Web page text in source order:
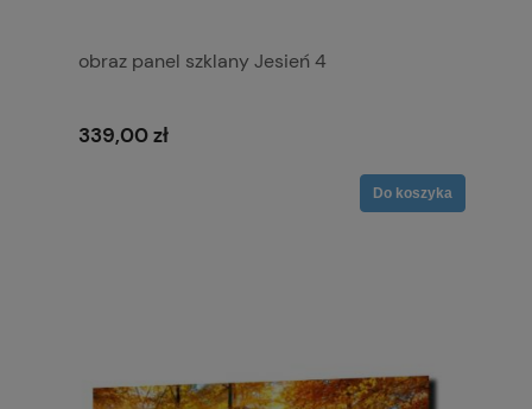
obraz panel szklany Jesień 4
339,00 zł
Do koszyka